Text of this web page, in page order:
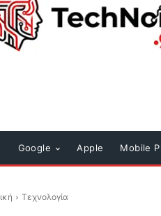
Google Apple Mobile
Τεχνολογία